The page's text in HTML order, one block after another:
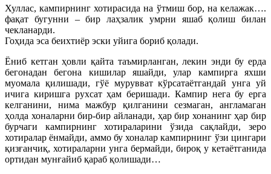
Хуллас, кампирнинг хотирасида на ўтмиш бор, на келажак….
фақат бугунни – бир лаҳзалик умрни яшаб қолиш билан
чекланарди.
Гоҳида эса беихтиёр эски уйига бориб қолади.
Ёниб кетган ҳовли қайта таъмирланган, лекин энди бу ерда
бегонадан бегона кишилар яшайди, улар кампирга яхши
муомала қилишади, гўё мурувват кўрсатаётгандай унга уй
ичига киришга рухсат ҳам беришади. Кампир нега бу ерга
келганини, нима мажбур қилганини сезмаган, англамаган
ҳолда хоналарни бир-бир айланади, ҳар бир хонанинг ҳар бир
бурчаги кампирнинг хотираларини ўзида сақлайди, зеро
хотиралар ёнмайди, аммо бу хоналар кампирнинг ўзи цингари
қизғанчиқ, хотираларни унга бермайди, бироқ у кетаётганида
ортидан мунғайиб қараб қолишади…